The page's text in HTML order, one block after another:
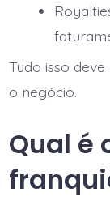
Tudo isso
o negócio.
Qual é